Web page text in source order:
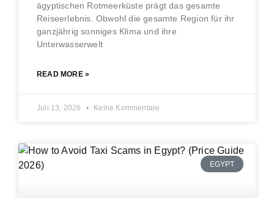
ägyptischen Rotmeerküste prägt das gesamte
Reiseerlebnis. Obwohl die gesamte Region für ihr
ganzjährig sonniges Klima und ihre
Unterwasserwelt
READ MORE »
Juli 13, 2026 Keine Kommentare
EGYPT